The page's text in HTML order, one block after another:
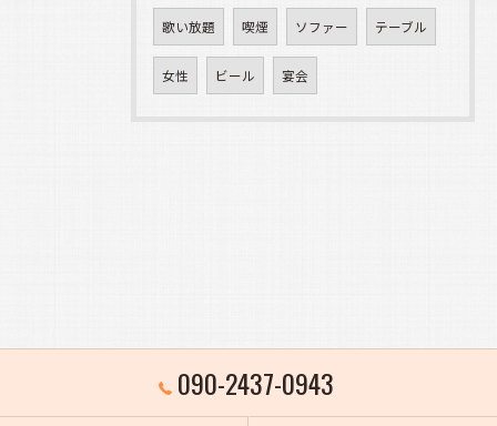
歌い放題 喫煙 ソファー テーブル
女性 ビール 宴会
090-2437-0943